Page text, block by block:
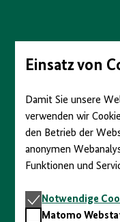
Seiteninhalt
springenEinsatz von
Damit Sie unsere
verwenden wir
den Betrieb der
anonymen
Funktionen und
Notwendige
Cookies
Notwendige
Matomo
Matomo